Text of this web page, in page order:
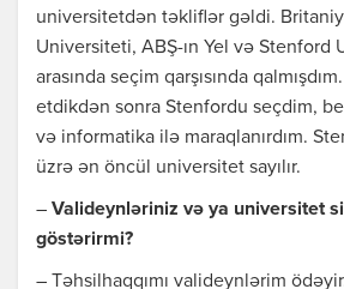
universitetdən təkliflər gəldi.
Universiteti, ABŞ-ın Yel və Stenford
arasında seçim qarşısında
etdikdən sonra Stenfordu seçdim,
və informatika ilə maraqlanırdım.
üzrə ən öncül universitet sayılır.
– Valideynləriniz və ya universitet
göstərirmi?
– Təhsilhaqqımı valideynlərim